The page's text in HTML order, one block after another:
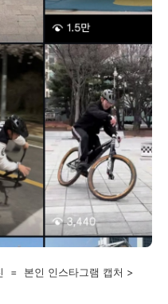
= 본인 인스타그램 캡처 >